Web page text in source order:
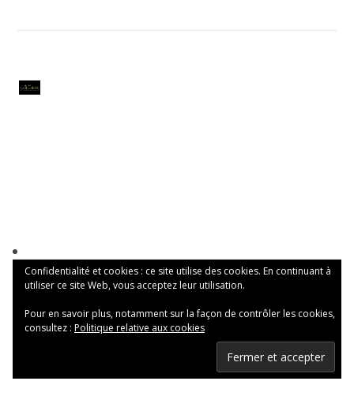
Confidentialité et cookies : ce site utilise des cookies. En continuant à
utiliser ce site Web, vous acceptez leur utilisation.
Pour en savoir plus, notamment sur la façon de contrôler les cookies,
consultez : Politique relative aux cookies